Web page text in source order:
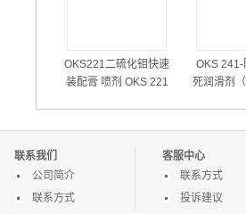
OKS221二硫化钼快速
装配膏 喷剂 OKS 221
OKS 241-
死润滑剂
联系我们
公司简介
联系方式
客服中心
联系方式
投诉建议